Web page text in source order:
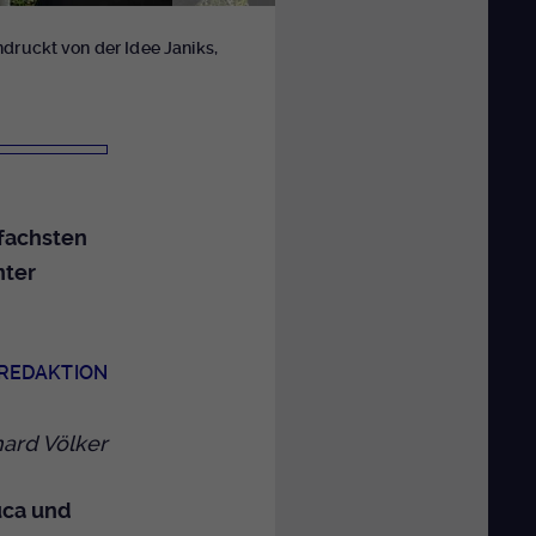
von der Idee Janiks,
Völker
und